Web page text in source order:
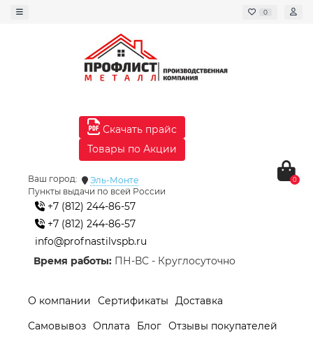
0
Скачать прайс
Товары по Акции
Ваш город:
Эль-Монте
Пункты выдачи по всей России
+7 (812) 244-86-57
+7 (812) 244-86-57
info@profnastilvspb.ru
Время работы: ПН-ВС - Круглосуточно
0
О компании Сертификаты
Доставка
Самовывоз Оплата Блог Отзывы покупателей